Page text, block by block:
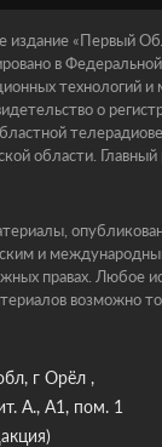
«Первый
в
технологий
о
области.
и
правах. Любое
возможно
г Орёл ,
А., А1, пом. 1